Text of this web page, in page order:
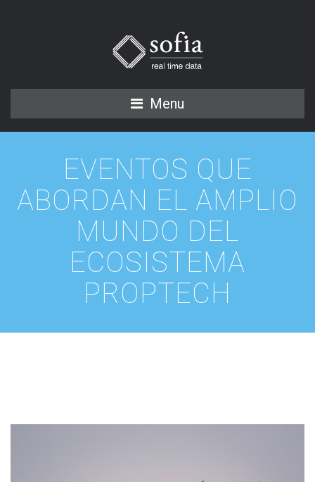
Menu
EVENTOS QUE
ABORDAN EL AMPLIO
MUNDO DEL
ECOSISTEMA
PROPTECH